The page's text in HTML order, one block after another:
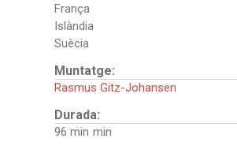
França
Islàndia
Suècia
Muntatge:
Rasmus Gitz-Johansen
Durada:
96 min